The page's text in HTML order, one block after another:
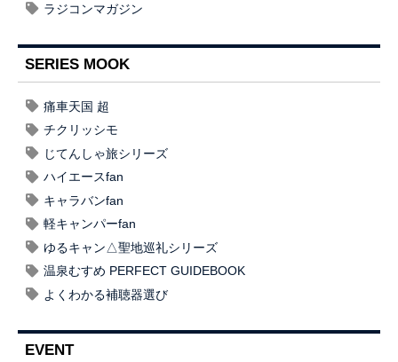
ラジコンマガジン
SERIES MOOK
痛車天国 超
チクリッシモ
じてんしゃ旅シリーズ
ハイエースfan
キャラバンfan
軽キャンパーfan
ゆるキャン△聖地巡礼シリーズ
温泉むすめ PERFECT GUIDEBOOK
よくわかる補聴器選び
EVENT